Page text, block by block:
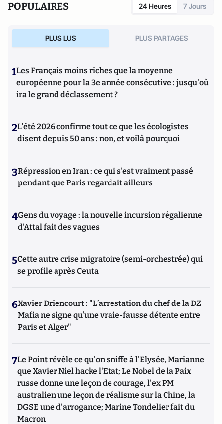
POPULAIRES 24 Heures 7 Jours
PLUS LUS PLUS PARTAGES
1Les Français moins riches que la moyenne
européenne pour la 3e année consécutive : jusqu'où
ira le grand déclassement ?
2L’été 2026 confirme tout ce que les écologistes
disent depuis 50 ans : non, et voilà pourquoi
3Répression en Iran : ce qui s'est vraiment passé
pendant que Paris regardait ailleurs
4Gens du voyage : la nouvelle incursion régalienne
d'Attal fait des vagues
5Cette autre crise migratoire (semi-orchestrée) qui
se profile après Ceuta
6Xavier Driencourt : "L’arrestation du chef de la DZ
Mafia ne signe qu’une vraie-fausse détente entre
Paris et Alger"
7Le Point révèle ce qu'on sniffe à l'Elysée, Marianne
que Xavier Niel hacke l'Etat; Le Nobel de la Paix
russe donne une leçon de courage, l'ex PM
australien une leçon de réalisme sur la Chine, la
DGSE une d'arrogance; Marine Tondelier fait du
Macron